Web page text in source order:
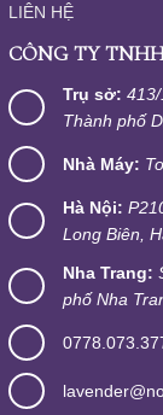
LIÊN HỆ
CÔNG TY
Trụ sở:
Thành phố
Nhà Máy:
Hà Nội:
Long Biên,
Nha Trang:
phố Nha